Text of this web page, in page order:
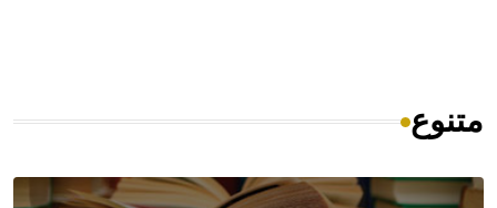
متنوع